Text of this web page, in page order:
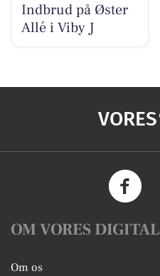
Indbrud på Øster
Allé i Viby J
VORES
OM VORES DIGITAL
Om os